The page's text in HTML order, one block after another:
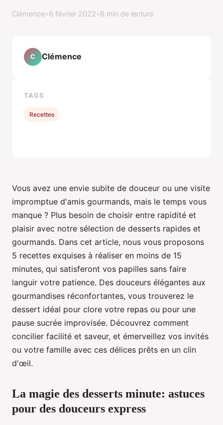
Clémence•6 février 2022•6 min de lecture
Vous avez une envie subite de douceur ou une visite
impromptue d'amis gourmands, mais le temps vous
manque ? Plus besoin de choisir entre rapidité et
plaisir avec notre sélection de desserts rapides et
gourmands. Dans cet article, nous vous proposons
5 recettes exquises à réaliser en moins de 15
minutes, qui satisferont vos papilles sans faire
languir votre patience. Des douceurs élégantes aux
gourmandises réconfortantes, vous trouverez le
dessert idéal pour clore votre repas ou pour une
pause sucrée improvisée. Découvrez comment
concilier facilité et saveur, et émerveillez vos invités
ou votre famille avec ces délices prêts en un clin
d'œil.
La magie des desserts minute: astuces
pour des douceurs express
C Clémence
TAGS
Recettes